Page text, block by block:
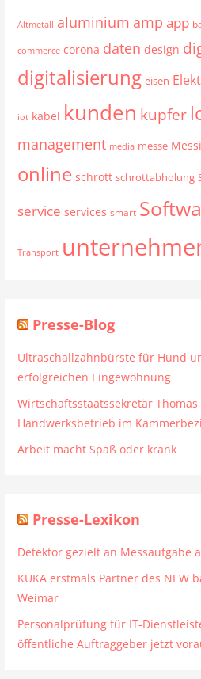
Altmetall aluminium amp app
commerce corona daten design
digitalisierung eisen
iot kabel kunden kupfer
management media messe
online schrott schrottabholung
service services smart
Transport
Presse-Blog
Ultraschallzahnbürste für Hund
erfolgreichen Eingewöhnung
Wirtschaftsstaatssekretär
Handwerksbetrieb im
Arbeit macht Spaß oder krank
Presse-Lexikon
Detektor gezielt an Messaufgabe
KUKA erstmals Partner des NEW
Weimar
Personalprüfung für IT-
öffentliche Auftraggeber jetzt